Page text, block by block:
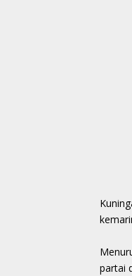
partai